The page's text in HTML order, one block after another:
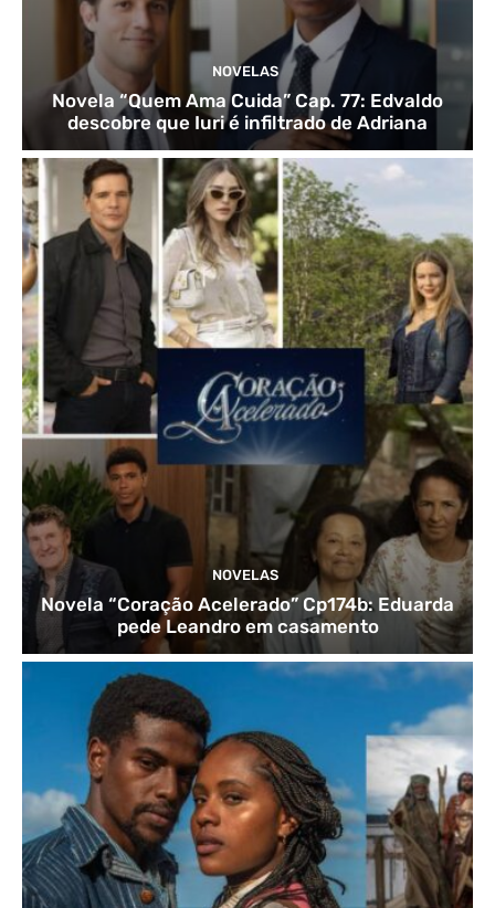
NOVELAS
Novela “Quem Ama Cuida” Cap. 77: Edvaldo
descobre que Iuri é infiltrado de Adriana
NOVELAS
Novela “Coração Acelerado” Cp174b: Eduarda
pede Leandro em casamento